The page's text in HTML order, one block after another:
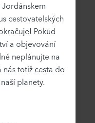
cestovatelských
Pokud
a objevování
neplánujte na
totiž cesta do
planety.